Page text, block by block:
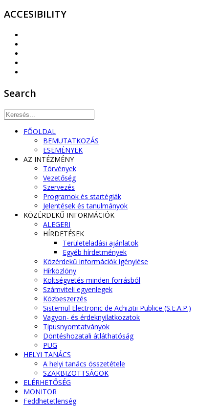
ACCESIBILITY
Search
FŐOLDAL
BEMUTATKOZÁS
ESEMÉNYEK
AZ INTÉZMÉNY
Törvények
Vezetőség
Szervezés
Programok és startégiák
Jelentések és tanulmányok
KÖZÉRDEKŰ INFORMÁCIÓK
ALEGERI
HÍRDETÉSEK
Területeladási ajánlatok
Egyéb hírdetmények
Közérdekű információk igénylése
Hírközlöny
Költségvetés minden forrásból
Számviteli egyenlegek
Közbeszerzés
Sistemul Electronic de Achizitii Publice (S.E.A.P.)
Vagyon- és érdeknyilatkozatok
Tipusnyomtatványok
Döntéshozatali átláthatóság
PUG
HELYI TANÁCS
A helyi tanács összetétele
SZAKBIZOTTSÁGOK
ELÉRHETŐSÉG
MONITOR
Feddhetetlenség